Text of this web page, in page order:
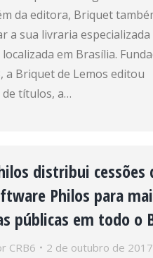
da editora, Briquet
a sua livraria especializada
em Brasília.
a Briquet de Lemos editou
de títulos, a…
distribui cessões
Philos para
públicas em todo o
CRB6
2 de outubro de 2017